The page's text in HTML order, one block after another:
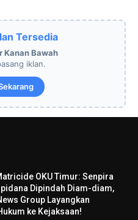
Tersedia
Kanan Bawah
iklan.
OKU Timur: Senpira
Dipindah Diam-diam,
Group Layangkan
ke Kejaksaan!